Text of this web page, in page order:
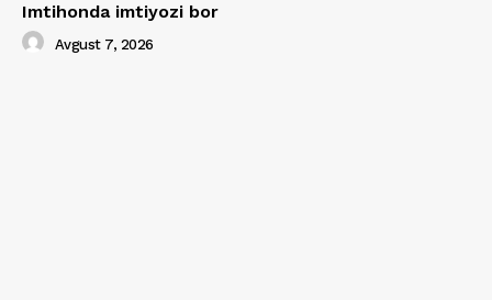
Imtihonda imtiyozi bor
Avgust 7, 2026